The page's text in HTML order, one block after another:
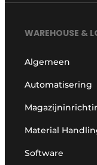
WAREHOUSE &
Algemeen
Automatisering
Material
Software